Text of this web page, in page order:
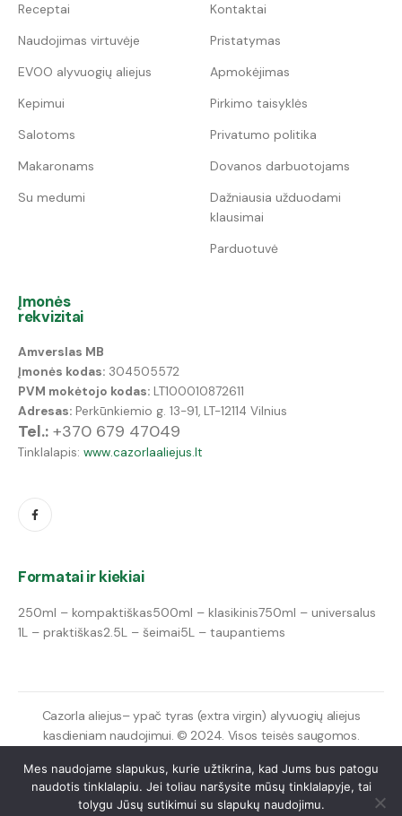
Receptai
Naudojimas virtuvėje
EVOO alyvuogių aliejus
Kepimui
Salotoms
Makaronams
Su medumi
Kontaktai
Pristatymas
Apmokėjimas
Pirkimo taisyklės
Privatumo politika
Dovanos darbuotojams
Dažniausia užduodami
klausimai
Parduotuvė
Įmonės
rekvizitai
Amverslas MB
Įmonės kodas: 304505572
PVM mokėtojo kodas: LT100010872611
Adresas: Perkūnkiemio g. 13-91, LT-12114 Vilnius
Tel.: +370 679 47049
Tinklalapis: www.cazorlaaliejus.lt
Formatai ir kiekiai
250ml – kompaktiškas500ml – klasikinis750ml – universalus
1L – praktiškas2.5L – šeimai5L – taupantiems
Cazorla aliejus– ypač tyras (extra virgin) alyvuogių aliejus
kasdieniam naudojimui. © 2024. Visos teisės saugomos.
Mes naudojame slapukus, kurie užtikrina, kad Jums bus patogu
naudotis tinklalapiu. Jei toliau naršysite mūsų tinklalapyje, tai
tolygu Jūsų sutikimui su slapukų naudojimu.